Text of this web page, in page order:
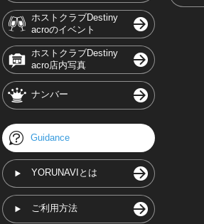
ホストクラブDestiny
acroのイベント
ホストクラブDestiny
acro店内写真
ナンバー
Guidance
YORUNAVIとは
ご利用方法